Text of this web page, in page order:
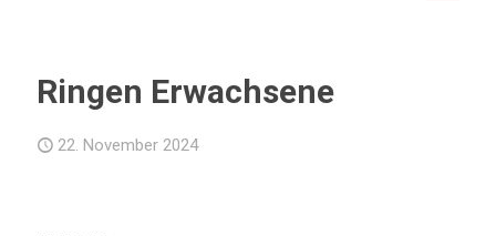
Ringen Erwachsene
22. November 2024